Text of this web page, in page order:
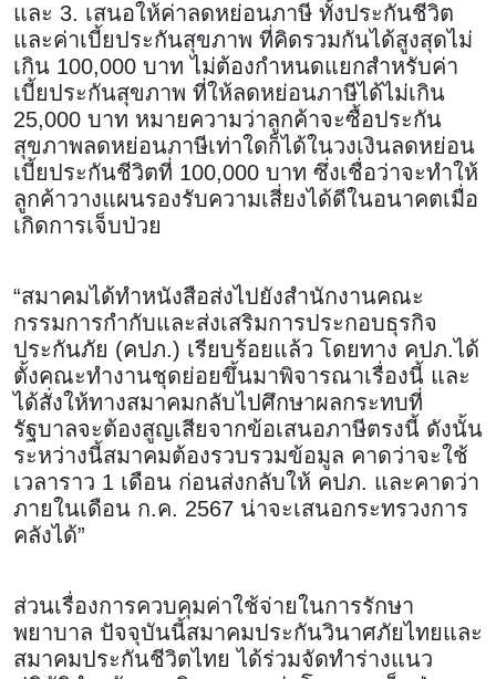
และ 3. เสนอให้ค่าลดหย่อนภาษี ทั้งประกันชีวิต
และค่าเบี้ยประกันสุขภาพ ที่คิดรวมกันได้สูงสุดไม่
เกิน 100,000 บาท ไม่ต้องกำหนดแยกสำหรับค่า
เบี้ยประกันสุขภาพ ที่ให้ลดหย่อนภาษีได้ไม่เกิน
25,000 บาท หมายความว่าลูกค้าจะซื้อประกัน
สุขภาพลดหย่อนภาษีเท่าใดก็ได้ในวงเงินลดหย่อน
เบี้ยประกันชีวิตที่ 100,000 บาท ซึ่งเชื่อว่าจะทำให้
ลูกค้าวางแผนรองรับความเสี่ยงได้ดีในอนาคตเมื่อ
เกิดการเจ็บป่วย
“สมาคมได้ทำหนังสือส่งไปยังสำนักงานคณะ
กรรมการกำกับและส่งเสริมการประกอบธุรกิจ
ประกันภัย (คปภ.) เรียบร้อยแล้ว โดยทาง คปภ.ได้
ตั้งคณะทำงานชุดย่อยขึ้นมาพิจารณาเรื่องนี้ และ
ได้สั่งให้ทางสมาคมกลับไปศึกษาผลกระทบที่
รัฐบาลจะต้องสูญเสียจากข้อเสนอภาษีตรงนี้ ดังนั้น
ระหว่างนี้สมาคมต้องรวบรวมข้อมูล คาดว่าจะใช้
เวลาราว 1 เดือน ก่อนส่งกลับให้ คปภ. และคาดว่า
ภายในเดือน ก.ค. 2567 น่าจะเสนอกระทรวงการ
คลังได้”
ส่วนเรื่องการควบคุมค่าใช้จ่ายในการรักษา
พยาบาล ปัจจุบันนี้สมาคมประกันวินาศภัยไทยและ
สมาคมประกันชีวิตไทย ได้ร่วมจัดทำร่างแนว